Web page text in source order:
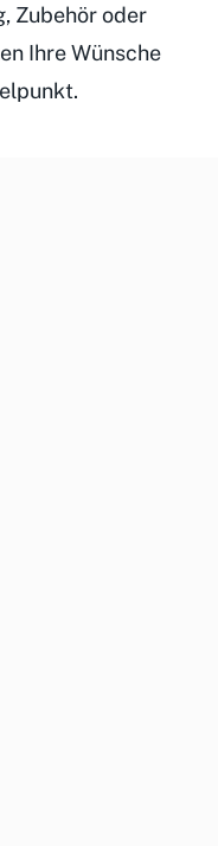
Zubehör oder
Ihre Wünsche